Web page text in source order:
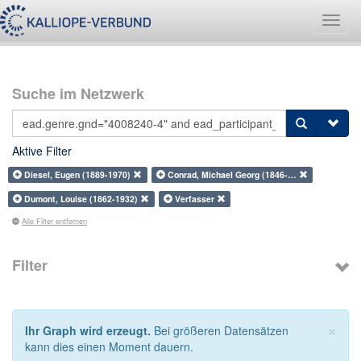
Suche im Netzwerk
Aktive Filter
Diesel, Eugen (1889-1970)
Conrad, Michael Georg (1846-…
Dumont, Louise (1862-1932)
Verfasser
Alle Filter entfernen
Filter
×
Ihr Graph wird erzeugt. Bei größeren Datensätzen
kann dies einen Moment dauern.